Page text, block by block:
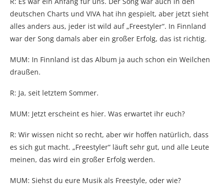
deutschen Charts und VIVA hat ihn gespielt, aber jetzt sieht
alles anders aus, jeder ist wild auf „Freestyler“. In Finnland
war der Song damals aber ein großer Erfolg, das ist richtig.
MUM: In Finnland ist das Album ja auch schon ein Weilchen
draußen.
R: Ja, seit letztem Sommer.
MUM: Jetzt erscheint es hier. Was erwartet ihr euch?
R: Wir wissen nicht so recht, aber wir hoffen natürlich, dass
es sich gut macht. „Freestyler“ läuft sehr gut, und alle Leute
meinen, das wird ein großer Erfolg werden.
MUM: Siehst du eure Musik als Freestyle, oder wie?